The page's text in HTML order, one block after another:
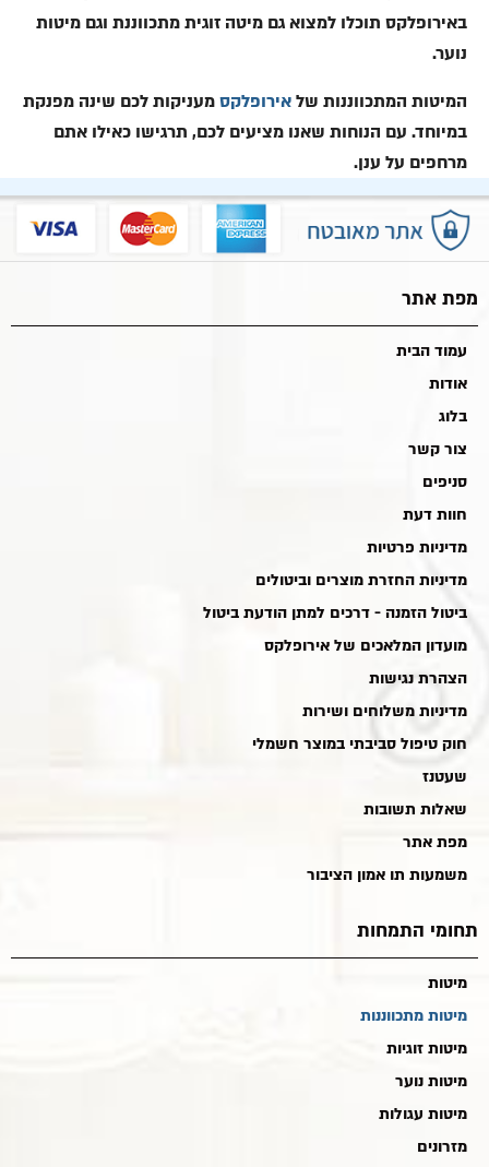
באירופלקס תוכלו למצוא גם מיטה זוגית מתכווננת וגם מיטות
נוער.
המיטות המתכווננות שלאירופלקסמעניקות לכם שינה מפנקת
במיוחד. עם הנוחות שאנו מציעים לכם, תרגישו כאילו אתם
מרחפים על ענן.
מפת אתר
עמוד הבית
אודות
בלוג
צור קשר
סניפים
חוות דעת
מדיניות פרטיות
מדיניות החזרת מוצרים וביטולים
ביטול הזמנה - דרכים למתן הודעת ביטול
מועדון המלאכים של אירופלקס
הצהרת נגישות
מדיניות משלוחים ושירות
חוק טיפול סביבתי במוצר חשמלי
שעטנז
שאלות תשובות
מפת אתר
משמעות תו אמון הציבור
תחומי התמחות
מיטות
מיטות מתכווננות
מיטות זוגיות
מיטות נוער
מיטות עגולות
מזרונים